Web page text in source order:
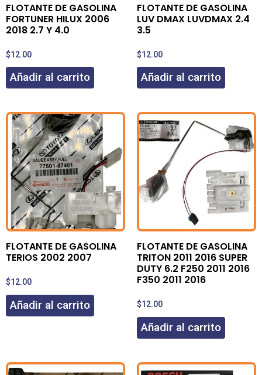
FLOTANTE DE GASOLINA
FORTUNER HILUX 2006
2018 2.7 Y 4.0
$12.00
Añadir al carrito
FLOTANTE DE GASOLINA
LUV DMAX LUVDMAX 2.4
3.5
$12.00
Añadir al carrito
FLOTANTE DE GASOLINA
TERIOS 2002 2007
$12.00
Añadir al carrito
FLOTANTE DE GASOLINA
TRITON 2011 2016 SUPER
DUTY 6.2 F250 2011 2016
F350 2011 2016
$12.00
Añadir al carrito